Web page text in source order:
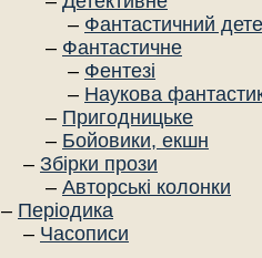
– Фантастичний
– Фантастичне
– Фентезі
– Наукова
– Пригодницьке
– Бойовики, екшн
– Збірки прози
– Авторські колонки
– Періодика
– Часописи